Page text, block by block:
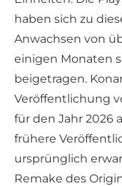
haben sich zu
Anwachsen von
einigen Monaten
beigetragen.
Veröffentlichung
für den Jahr 2026
frühere
ursprünglich
Remake des